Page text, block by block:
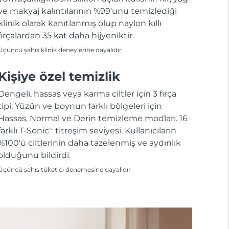
makyaj kalıntılarının %99'unu temizlediği
olarak kanıtlanmış olup naylon kıllı
35 kat daha hijyeniktir.
şahıs klinik deneylerine dayalıdır
özel temizlik
hassas veya karma ciltler için 3 fırça
Yüzün ve boynun farklı bölgeleri için
Normal ve Derin temizleme modları. 16
T-SonicTM
titreşim seviyesi. Kullanıcıların
ciltlerinin daha tazelenmiş ve aydınlık
bildirdi.
şahıs tüketici denemesine dayalıdır